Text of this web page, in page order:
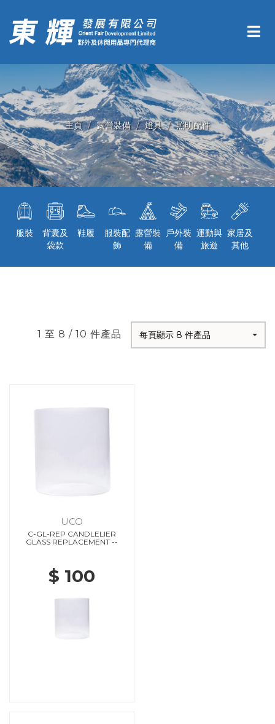
主頁 露營裝備 燈具 照明配件
服裝
背囊及
袋款
鞋履
服裝配
飾
露營裝
備
戶外裝
備
運動與
旅遊
家居及
其他
1 至 8 / 10 件產品 每頁顯示 8 件產品
UCO
C-GL-REP CANDLELIER
GLASS REPLACEMENT --
$ 100